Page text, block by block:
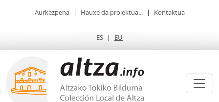
Aurkezpena | Hauxe da proiektua... | Kontaktua
ES | EU